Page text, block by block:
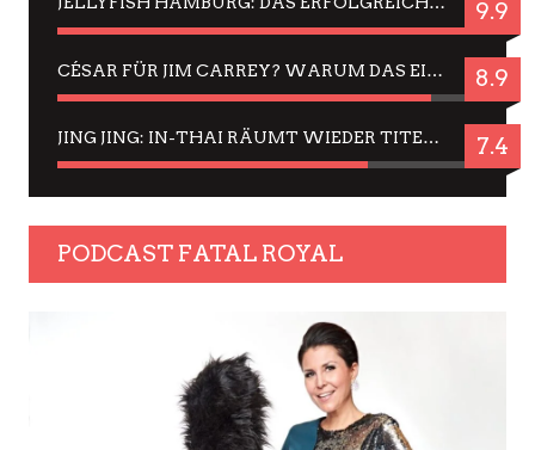
9.9
CÉSAR FÜR JIM CARREY? WARUM DAS EINER DER NERVIGSTEN ACTORS IST UND BLEIBT 8.9
JING JING: IN-THAI RÄUMT WIEDER TITEL AB – EIN ZWEI-STUNDEN-ERLEBNISBERICHT 7.4
PODCAST FATAL ROYAL